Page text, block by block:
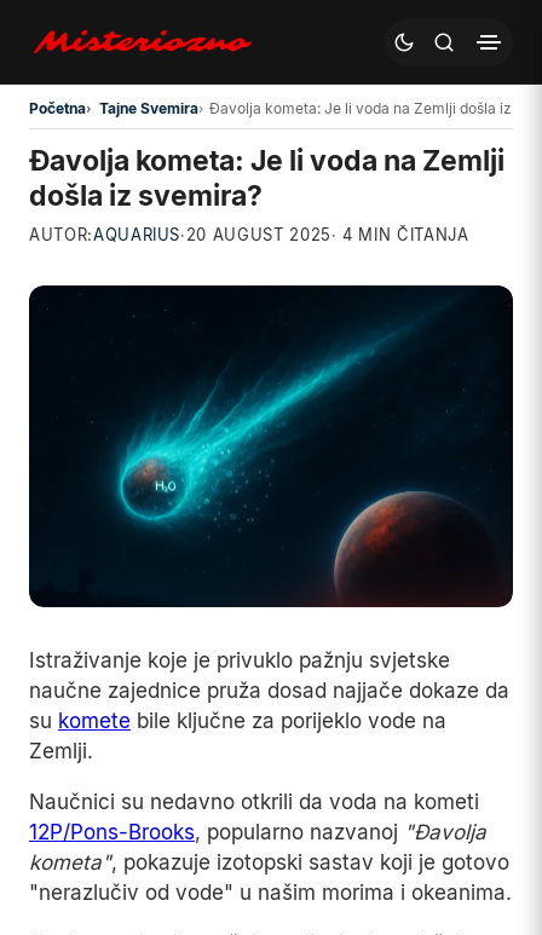
Preskoči na glavni sadržaj
Početna Tajne Svemira Đavolja kometa: Je li voda na Zemlji došla iz
Đavolja kometa: Je li voda na Zemlji
došla iz svemira?
AUTOR:AQUARIUS·20 AUGUST 2025· 4 MIN ČITANJA
Istraživanje koje je privuklo pažnju svjetske
naučne zajednice pruža dosad najjače dokaze da
su komete bile ključne za porijeklo vode na
Zemlji.
Naučnici su nedavno otkrili da voda na kometi
12P/Pons-Brooks, popularno nazvanoj "Đavolja
kometa", pokazuje izotopski sastav koji je gotovo
"nerazlučiv od vode" u našim morima i okeanima.